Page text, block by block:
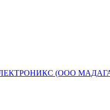
ЭЛЕКТРОНИКС (ООО